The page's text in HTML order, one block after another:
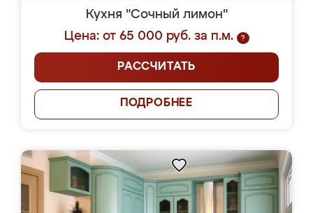
Кухня "Сочный лимон"
Цена: от 65 000 руб. за п.м.
?
РАССЧИТАТЬ
ПОДРОБНЕЕ